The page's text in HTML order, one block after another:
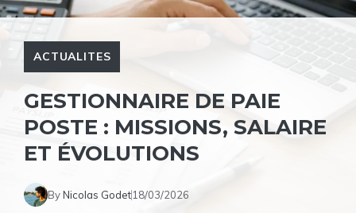
ACTUALITES
GESTIONNAIRE DE PAIE
POSTE : MISSIONS, SALAIRE
ET ÉVOLUTIONS
ByNicolas Godet18/03/2026